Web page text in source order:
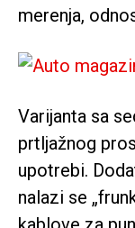
merenja,
Varijanta sa
prtljažnog
upotrebi.
nalazi se